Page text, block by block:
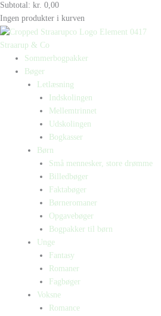
Subtotal: kr. 0,00
Ingen produkter i kurven
Straarup & Co
Sommerbogpakker
Bøger
Letlæsning
Indskolingen
Mellemtrinnet
Udskolingen
Bogkasser
Børn
Små mennesker, store drømme
Billedbøger
Faktabøger
Børneromaner
Opgavebøger
Bogpakker til børn
Unge
Fantasy
Romaner
Fagbøger
Voksne
Romance